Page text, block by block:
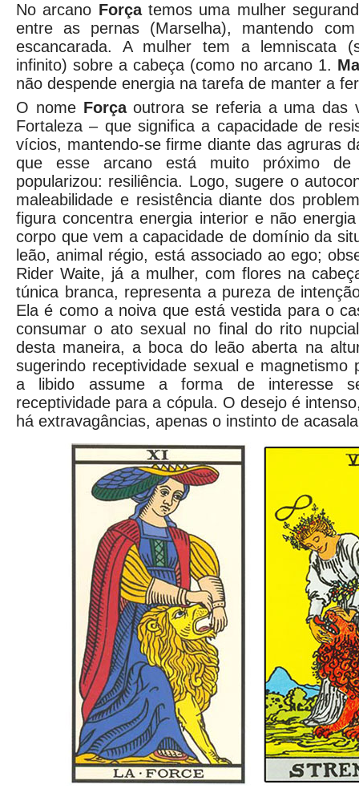
No arcano Forçatemos uma mulher
entre as pernas (Marselha), mantendo
escancarada. A mulher tem a lemniscata
infinito) sobre a cabeça (como no arcano 1.
não despende energia na tarefa de manter a
O nome Forçaoutrora se referia a uma das
Fortaleza – que significa a capacidade de
vícios, mantendo-se firme diante das agruras
que esse arcano está muito próximo
popularizou: resiliência. Logo, sugere o
maleabilidade e resistência diante dos
figura concentra energia interior e não
corpo que vem a capacidade de domínio da
leão, animal régio, está associado ao ego;
Rider Waite, já a mulher, com flores na
túnica branca, representa a pureza de
Ela é como a noiva que está vestida para o
consumar o ato sexual no final do rito
desta maneira, a boca do leão aberta na
sugerindo receptividade sexual e magnetismo
a libido assume a forma de interesse
receptividade para a cópula. O desejo é
há extravagâncias, apenas o instinto de